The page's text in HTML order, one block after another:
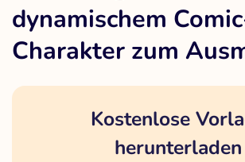
dynamischem
Charakter zum
Kostenlose
herunterladen